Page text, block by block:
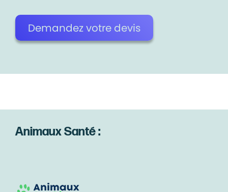
Demandez votre devis
Animaux Santé :